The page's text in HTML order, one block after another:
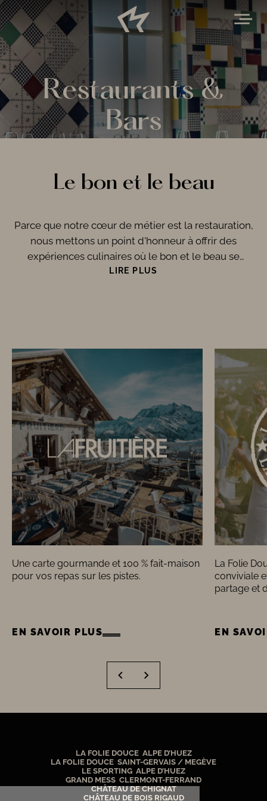
Restaurants &
Bars
Le bon et le beau
Parce que notre cœur de métier est la restauration,
nous mettons un point d'honneur à offrir des
expériences culinaires où le bon et le beau se
rencontrent, en mettant l'accent sur la qualité des
LIRE PLUS
Une carte gourmande et 100 % fait-maison
pour vos repas sur les pistes.
EN SAVOIR PLUS
La Folie
conviviale
partage et
EN
LA FOLIE DOUCE ALPE D’HUEZ
LA FOLIE DOUCE SAINT-GERVAIS / MEGÈVE
LE SPORTING ALPE D’HUEZ
GRAND MESS CLERMONT-FERRAND
CHÂTEAU DE CHIGNAT
CHÂTEAU DE BOIS RIGAUD